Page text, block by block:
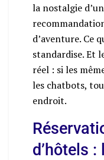
la nostalgie
d’aventure. Ce
standardise. Et
réel : si les
les chatbots,
endroit.
d’hôtels :